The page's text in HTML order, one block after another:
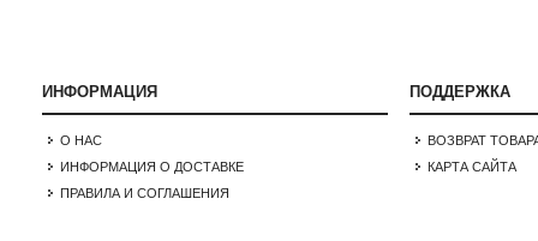
ИНФОРМАЦИЯ
О НАС
ИНФОРМАЦИЯ О ДОСТАВКЕ
ПРАВИЛА И СОГЛАШЕНИЯ
ПОДДЕРЖКА
ВОЗВРАТ
КАРТА САЙТА